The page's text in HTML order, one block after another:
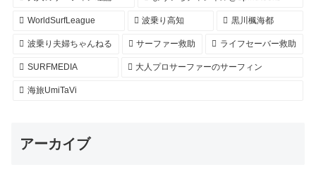
WorldSurfLeague 波乗り高知 黒川楓海都
波乗り夫婦ちゃんねる サーファー救助 ライフセーバー救助
SURFMEDIA 大人プロサーファーのサーフィン
海旅UmiTaVi
アーカイブ